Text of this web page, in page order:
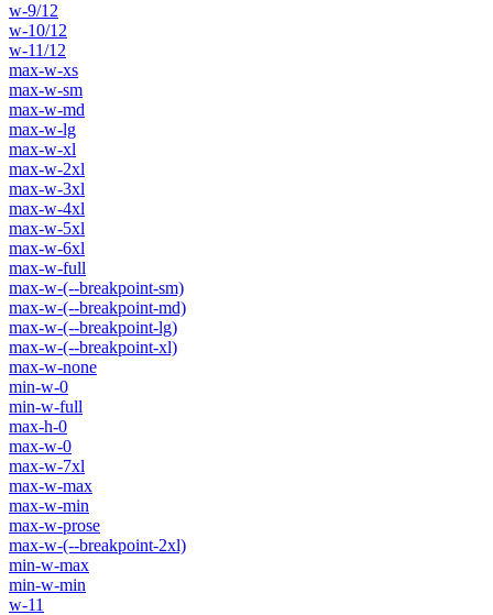
w-9/12
w-10/12
w-11/12
max-w-xs
max-w-sm
max-w-md
max-w-lg
max-w-xl
max-w-2xl
max-w-3xl
max-w-4xl
max-w-5xl
max-w-6xl
max-w-full
max-w-(--breakpoint-sm)
max-w-(--breakpoint-md)
max-w-(--breakpoint-lg)
max-w-(--breakpoint-xl)
max-w-none
min-w-0
min-w-full
max-h-0
max-w-0
max-w-7xl
max-w-max
max-w-min
max-w-prose
max-w-(--breakpoint-2xl)
min-w-max
min-w-min
w-11